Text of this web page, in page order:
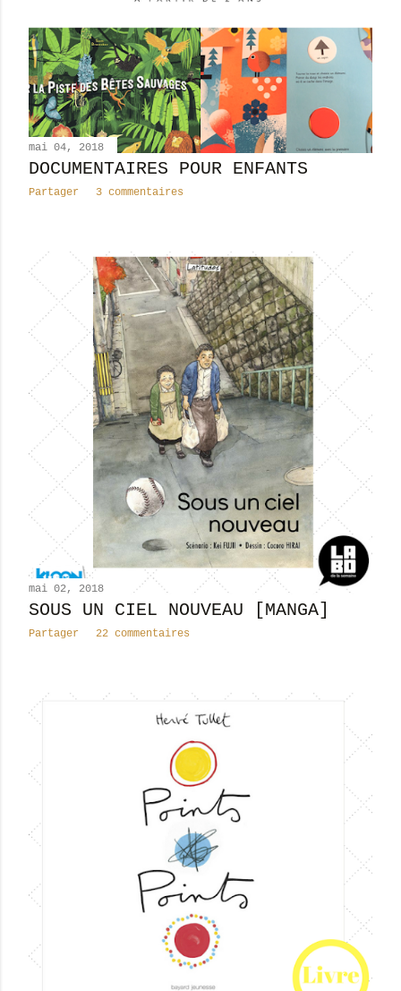
mai 04, 2018
DOCUMENTAIRES POUR ENFANTS
Partager 3 commentaires
mai 02, 2018
SOUS UN CIEL NOUVEAU [MANGA]
Partager 22 commentaires